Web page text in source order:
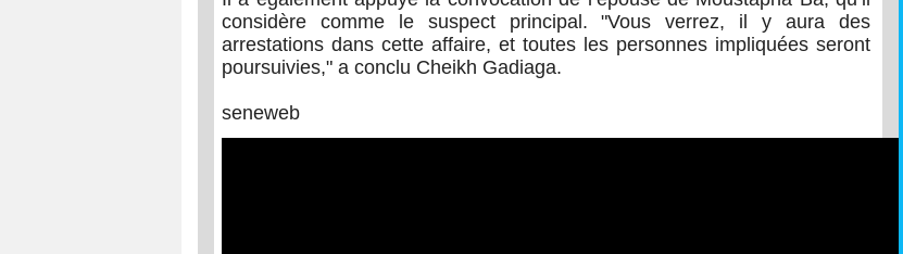
considère comme le suspect principal. "Vous verrez, il y aura des
arrestations dans cette affaire, et toutes les personnes impliquées seront
poursuivies," a conclu Cheikh Gadiaga.
seneweb